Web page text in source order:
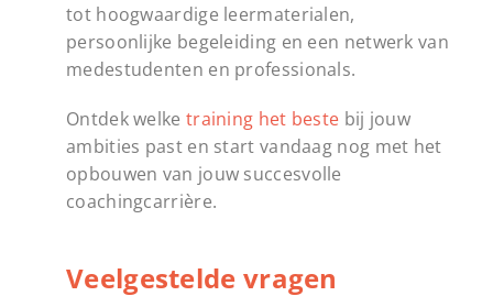
tot hoogwaardige leermaterialen,
persoonlijke begeleiding en een netwerk van
medestudenten en professionals.
Ontdek welke training het beste bij jouw
ambities past en start vandaag nog met het
opbouwen van jouw succesvolle
coachingcarrière.
Veelgestelde vragen